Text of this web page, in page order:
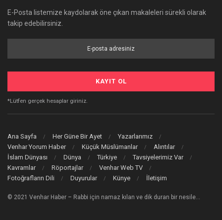
E-Posta listemize kaydolarak öne çıkan makaleleri sürekli olarak
takip edebilirsiniz.
*Lütfen gerçek hesaplar giriniz.
Ana Sayfa Her Güne Bir Ayet
Yazarlarımız
Venhar Yorum Haber
Küçük Müslümanlar
Alıntılar
İslam Dünyası
Dünya Türkiye
Tavsiyelerimiz Var
Kavramlar
Röportajlar
Venhar Web TV
Fotoğrafların Dili
Duyurular Künye İletişim
© 2021 Venhar Haber – Rabbi için namaz kılan ve dik duran bir nesile…